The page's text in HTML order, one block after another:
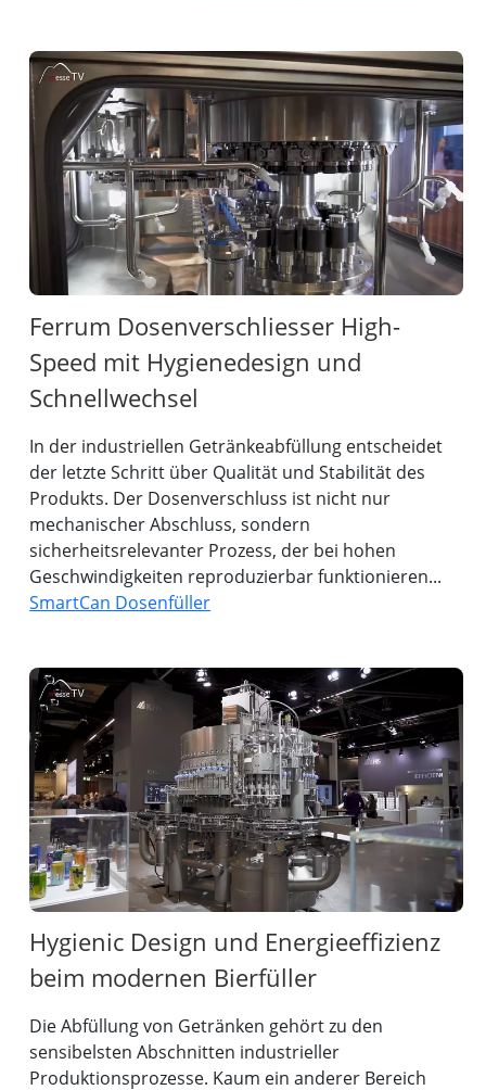
Ferrum Dosenverschliesser High-
Speed mit Hygienedesign und
Schnellwechsel
In der industriellen Getränkeabfüllung entscheidet
der letzte Schritt über Qualität und Stabilität des
Produkts. Der Dosenverschluss ist nicht nur
mechanischer Abschluss, sondern
sicherheitsrelevanter Prozess, der bei hohen
Geschwindigkeiten reproduzierbar funktionieren...
SmartCan Dosenfüller
Hygienic Design und Energieeffizienz
beim modernen Bierfüller
Die Abfüllung von Getränken gehört zu den
sensibelsten Abschnitten industrieller
Produktionsprozesse. Kaum ein anderer Bereich